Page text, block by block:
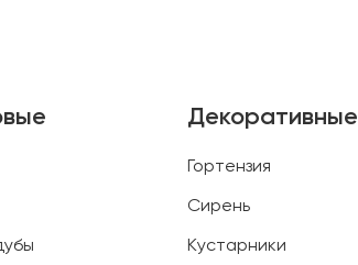
Декоративные
Гортензия
Сирень
Кустарники